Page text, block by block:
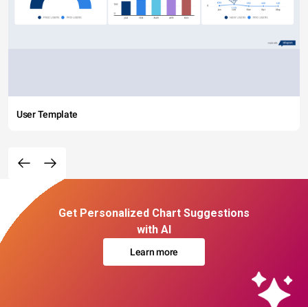
User Template
Get Personalized Chart Suggestions
with AI
Learn more